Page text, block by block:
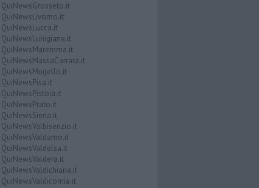
QuiNewsGrosseto.it
QuiNewsLivorno.it
QuiNewsLucca.it
QuiNewsLunigiana.it
QuiNewsMaremma.it
QuiNewsMassaCarrara.it
QuiNewsMugello.it
QuiNewsPisa.it
QuiNewsPistoia.it
QuiNewsPrato.it
QuiNewsSiena.it
QuiNewsValbisenzio.it
QuiNewsValdarno.it
QuiNewsValdelsa.it
QuiNewsValdera.it
QuiNewsValdichiana.it
QuiNewsValdicornia.it